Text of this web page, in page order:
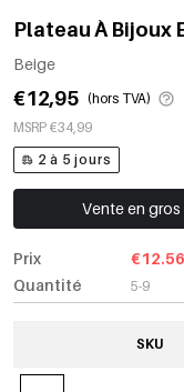
Plateau À Bijoux
Beige
€12,95 (hors TVA)
MSRP €34,99
2 à 5 jours
Vente en gros
Prix
Quantité
€12.56
5-9
SKU